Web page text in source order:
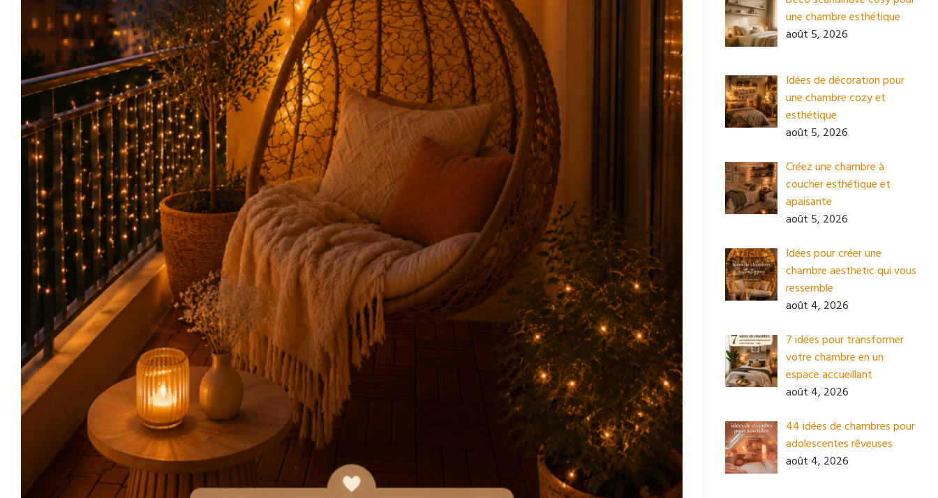
une chambre esthétique
août 5, 2026
Idées de décoration pour
une chambre cozy et
esthétique
août 5, 2026
Créez une chambre à
coucher esthétique et
apaisante
août 5, 2026
Idées pour créer une
chambre aesthetic qui vous
ressemble
août 4, 2026
7 idées pour transformer
votre chambre en un
espace accueillant
août 4, 2026
44 idées de chambres pour
adolescentes rêveuses
août 4, 2026